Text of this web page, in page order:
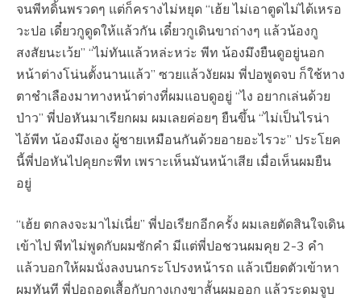
จนพีทดิ้นพรวดๆ แต่ก็ครางไม่หยุด “เฮ้ย ไม่เอาตูดไม่ได้เหรอ
วะปอ เดี๋ยวกูดูดให้แล้วกัน เดี๋ยวกูเดินขาถ่างๆ แล้วน้องกู
สงสัยนะเว้ย” “ไม่ทันแล้วหล่ะหว่ะ พีท น้องมึงยืนดูอยู่นอก
หน้าต่างโน่นตั้งนานแล้ว” ซวยแล้วงัยผม พี่ปอพูดจบ ก็ใช้หาง
ตาชำเลืองมาทางหน้าต่างที่ผมแอบดูอยู่ “ไง อยากเล่นด้วย
ป่าว” พี่ปอหันมาเรียกผม ผมเลยค่อยๆ ยืนขึ้น “ไม่เป็นไรน่า
ไอ้พีท น้องมึงเอง ผู้ชายเหมือนกันด้วยอายอะไรวะ” ประโยค
นี้พี่ปอหันไปคุยกะพีท เพราะเห็นมันหน้าเสีย เมื่อเห็นผมยืน
อยู่
“เฮ้ย ตกลงจะมาไม่เนี่ย” พี่ปอเรียกอีกครั้ง ผมเลยตัดสินใจเดิน
เข้าไป พีทไม่พูดกับผมซักคำ มีแต่พี่ปอชวนผมคุย 2-3 คำ
แล้วบอกให้ผมนั่งลงบนกระโปรงหน้ารถ แล้วเบียดตัวเข้าหา
ผมทันที พี่ปอถอดเสื้อกับกางเกงขาสั้นผมออก แล้วระดมจูบ